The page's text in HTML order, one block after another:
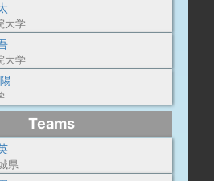
果
大学
大学
Teams
県